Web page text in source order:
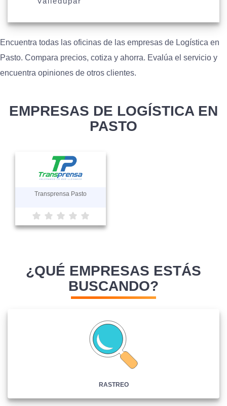
Encuentra todas las oficinas de las empresas de Logística en
Pasto. Compara precios, cotiza y ahorra. Evalúa el servicio y
encuentra opiniones de otros clientes.
EMPRESAS DE LOGÍSTICA EN
PASTO
Transprensa Pasto
¿QUÉ EMPRESAS ESTÁS
BUSCANDO?
RASTREO